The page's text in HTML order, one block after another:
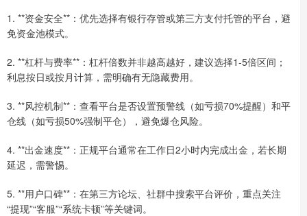
1. **资金安全**：优先选择有银行存管或第三方支付托管的平台，避
免资金池模式。
2. **杠杆与费率**：杠杆倍数并非越高越好，建议选择1-5倍区间；
利息按日或按月计算，需明确有无隐藏费用。
3. **风控机制**：查看平台是否设置预警线（如亏损70%提醒）和平
仓线（如亏损50%强制平仓），避免爆仓风险。
4. **出金速度**：正规平台通常在工作日2小时内完成出金，若长期
延迟，需警惕。
5. **用户口碑**：在第三方论坛、社群中搜索平台评价，重点关注
“提现”“客服”“系统卡顿”等关键词。